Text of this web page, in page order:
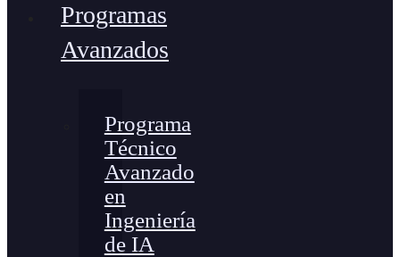
Programas
Avanzados
Programa
Técnico
Avanzado
en
Ingeniería
de IA